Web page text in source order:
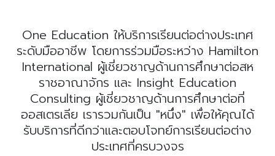
One Education ให้บริการเรียนต่อต่างประเทศ
ระดับมืออาชีพ โดยการร่วมมือระหว่าง Hamilton
International ผู้เชี่ยวชาญด้านการศึกษาต่อสห
ราชอาณาจักร และ Insight Education
Consulting ผู้เชี่ยวชาญด้านการศึกษาต่อที่
ออสเตรเลีย เรารวมกันเป็น "หนึ่ง" เพื่อให้คุณได้
รับบริการที่ดีกว่าและตอบโจทย์การเรียนต่อต่าง
ประเทศที่ครบวงจร